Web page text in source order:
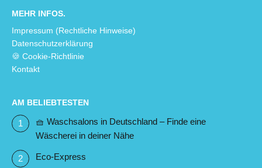
MEHR INFOS.
Impressum (Rechtliche Hinweise)
Datenschutzerklärung
🍪 Cookie-Richtlinie
Kontakt
AM BELIEBTESTEN
🧺 Waschsalons in Deutschland – Finde eine
Wäscherei in deiner Nähe
Eco-Express